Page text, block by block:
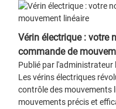
Vérin électrique : votre
commande de
Publié par
Les vérins électriques
contrôle des mouvements
mouvements précis et